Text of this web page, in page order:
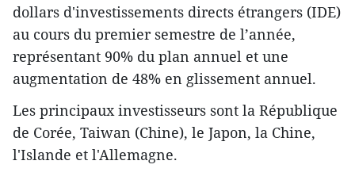
dollars d'investissements directs étrangers (IDE)
au cours du premier semestre de l’année,
représentant 90% du plan annuel et une
augmentation de 48% en glissement annuel.
Les principaux investisseurs sont la République
de Corée, Taiwan (Chine), le Japon, la Chine,
l'Islande et l'Allemagne.